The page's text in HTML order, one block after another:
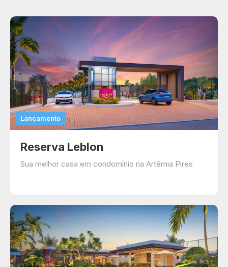
Lançamento
Reserva Leblon
Sua melhor casa em condomínio na Artêmia Pires